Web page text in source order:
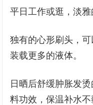
平日工作或逛，淡雅
独有的心形刷头，
装载更多的液体。
日晒后舒缓肿胀发
料功效，保温补水不